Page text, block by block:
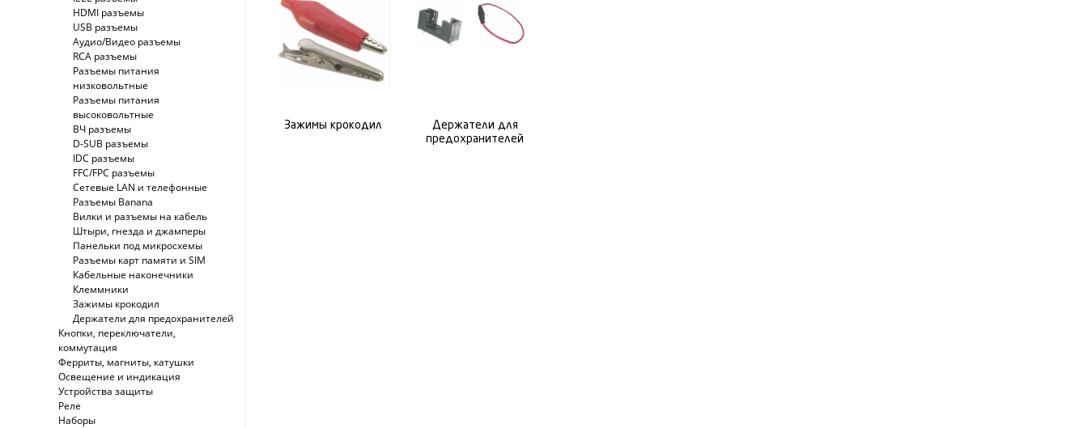
HDMI разъемы
USB разъемы
Аудио/Видео разъемы
RCA разъемы
Разъемы питания
низковольтные
Разъемы питания
высоковольтные
ВЧ разъемы
D-SUB разъемы
IDC разъемы
FFC/FPC разъемы
Сетевые LAN и телефонные
Разъемы Banana
Вилки и разъемы на кабель
Штыри, гнезда и джамперы
Панельки под микросхемы
Разъемы карт памяти и SIM
Кабельные наконечники
Клеммники
Зажимы крокодил
Держатели для предохранителей
Кнопки, переключатели,
коммутация
Ферриты, магниты, катушки
Освещение и индикация
Устройства защиты
Реле
Наборы
Зажимы крокодил
Держатели для
предохранителей